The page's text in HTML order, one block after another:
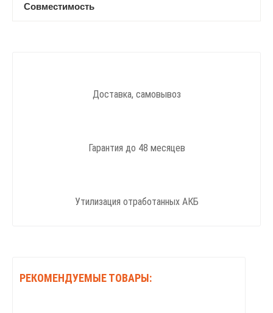
Совместимость
Доставка, самовывоз
Гарантия до 48 месяцев
Утилизация отработанных АКБ
РЕКОМЕНДУЕМЫЕ ТОВАРЫ: